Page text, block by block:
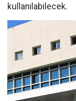
kullanılabilecek.